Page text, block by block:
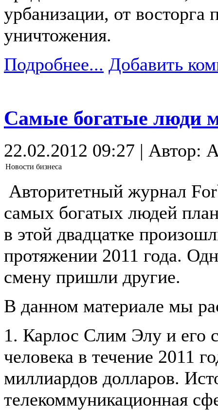
урбанизации, от восторга
уничтожения.
Подробнее... Добавить
Самые богатые люди
22.02.2012 09:27 | Автор:
Новости бизнеса
Авторитетный журнал
самых богатых людей
в этой двадцатке
протяжении 2011 года.
смену пришли другие.
В данном материале мы
1. Карлос Слим Элу и его
человека в течение 2011
миллиардов долларов.
телекоммуникационная